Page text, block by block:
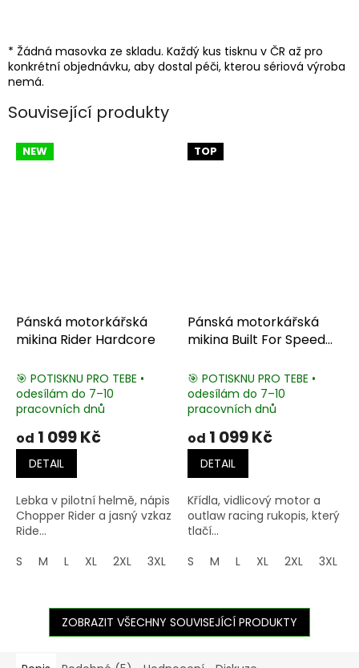
* Žádná masovka ze skladu. Každý kus tisknu v ČR až pro
konkrétní objednávku, aby dostal péči, kterou sériová výroba
nemá.
Související produkty
NEW
Pánská motorkářská
mikina Rider Hardcore
🎯 POTISKNU PRO TEBE •
odesílám do 7–10
pracovních dnů
od 1 099 Kč
DETAIL
Lebka v pilotní helmě, nápis
Chopper Rider a jasný vzkaz
Ride...
S
M L XL 2XL 3XL 4XL 5XL
TOP
Pánská motorkářská
mikina Built For Speed
🎯 POTISKNU PRO TEBE •
odesílám do 7–10
pracovních dnů
od 1 099 Kč
DETAIL
Křídla, vidlicový motor a
outlaw racing rukopis, který
tlačí...
S
M L XL 2XL 3XL
ZOBRAZIT VŠECHNY SOUVISEJÍCÍ PRODUKTY